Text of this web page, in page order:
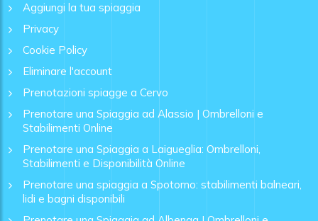
Aggiungi la tua spiaggia
Privacy
Cookie Policy
Eliminare l'account
Prenotazioni spiagge a Cervo
Prenotare una Spiaggia ad Alassio | Ombrelloni e
Stabilimenti Online
Prenotare una Spiaggia a Laigueglia: Ombrelloni,
Stabilimenti e Disponibilità Online
Prenotare una spiaggia a Spotorno: stabilimenti balneari,
lidi e bagni disponibili